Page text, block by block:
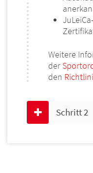
Weitere
der
den
Schritt 2